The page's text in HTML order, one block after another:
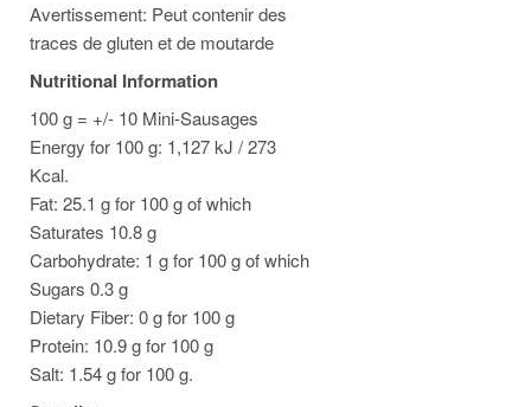
Avertissement: Peut contenir des
traces de gluten et de moutarde
Nutritional Information
100 g = +/- 10 Mini-Sausages
Energy for 100 g: 1,127 kJ / 273
Kcal.
Fat: 25.1 g for 100 g of which
Saturates 10.8 g
Carbohydrate: 1 g for 100 g of which
Sugars 0.3 g
Dietary Fiber: 0 g for 100 g
Protein: 10.9 g for 100 g
Salt: 1.54 g for 100 g.